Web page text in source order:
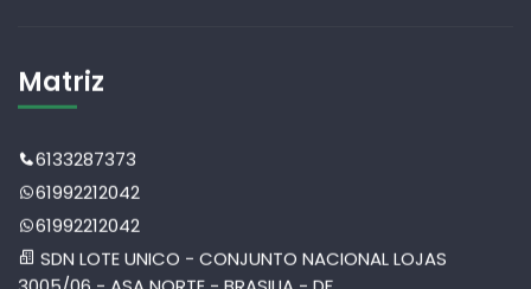
Matriz
6133287373
61992212042
61992212042
SDN LOTE UNICO - CONJUNTO NACIONAL LOJAS